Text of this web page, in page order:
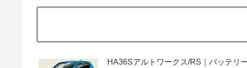
HA36Sアルトワークス/RS｜バッテリ